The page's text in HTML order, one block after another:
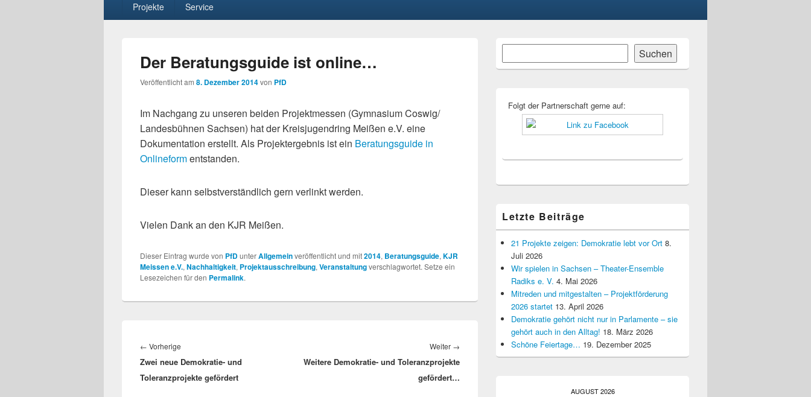
Projekte Service
Der Beratungsguide ist online…
Veröffentlicht am 8. Dezember 2014von PfD
Im Nachgang zu unseren beiden Projektmessen (Gymnasium Coswig/
Landesbühnen Sachsen) hat der Kreisjugendring Meißen e.V. eine
Dokumentation erstellt. Als Projektergebnis ist ein Beratungsguide in
Onlineformentstanden.
Dieser kann selbstverständlich gern verlinkt werden.
Vielen Dank an den KJR Meißen.
Dieser Eintrag wurde von PfDunterAllgemeinveröffentlicht und mit2014, Beratungsguide, KJR
Meissen e.V., Nachhaltigkeit, Projektausschreibung, Veranstaltungverschlagwortet. Setze ein
Lesezeichen für den Permalink.
← Vorherige
Beitrag:
Zwei neue Demokratie- und
Toleranzprojekte gefördert
Weiter →
Beitrag:
Weitere Demokratie- und Toleranzprojekte
gefördert…
Primärer
Widgetbereich
Suchen
Folgt der Partnerschaft gerne auf:
Letzte Beiträge
21 Projekte zeigen: Demokratie lebt vor Ort 8.
Juli 2026
Wir spielen in Sachsen – Theater-Ensemble
Radiks e. V. 4. Mai 2026
Mitreden und mitgestalten – Projektförderung
2026 startet 13. April 2026
Demokratie gehört nicht nur in Parlamente – sie
gehört auch in den Alltag! 18. März 2026
Schöne Feiertage… 19. Dezember 2025
AUGUST 2026